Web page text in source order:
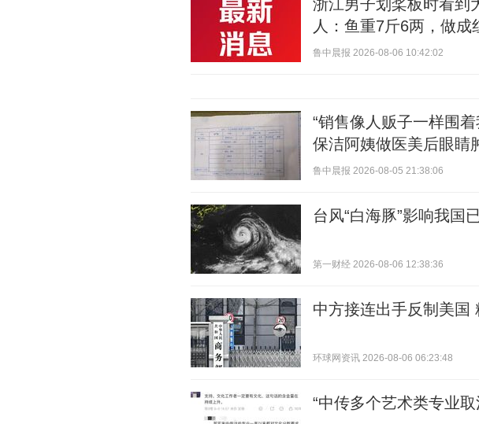
浙江男子划桨板时看到
人：鱼重7斤6两，做
鲁中晨报 2026-08-06 10:42:02
“销售像人贩子一样围
保洁阿姨做医美后眼睛
鲁中晨报 2026-08-05 21:38:06
台风“白海豚”影响我国
第一财经 2026-08-06 12:38:36
中方接连出手反制美国
环球网资讯 2026-08-06 06:23:48
“中传多个艺术类专业